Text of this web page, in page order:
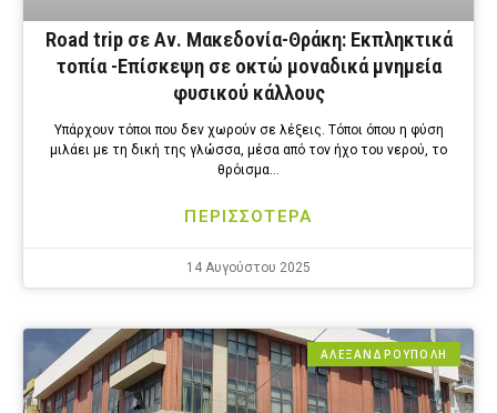
Road trip σε Αν. Μακεδονία-Θράκη: Εκπληκτικά
τοπία -Επίσκεψη σε οκτώ μοναδικά μνημεία
φυσικού κάλλους
Υπάρχουν τόποι που δεν χωρούν σε λέξεις. Τόποι όπου η φύση
μιλάει με τη δική της γλώσσα, μέσα από τον ήχο του νερού, το
θρόισμα…
ΠΕΡΙΣΣΟΤΕΡΑ
14 Αυγούστου 2025
ΑΛΕΞΑΝΔΡΟΎΠΟΛΗ